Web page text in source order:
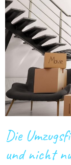
Die
und nicht